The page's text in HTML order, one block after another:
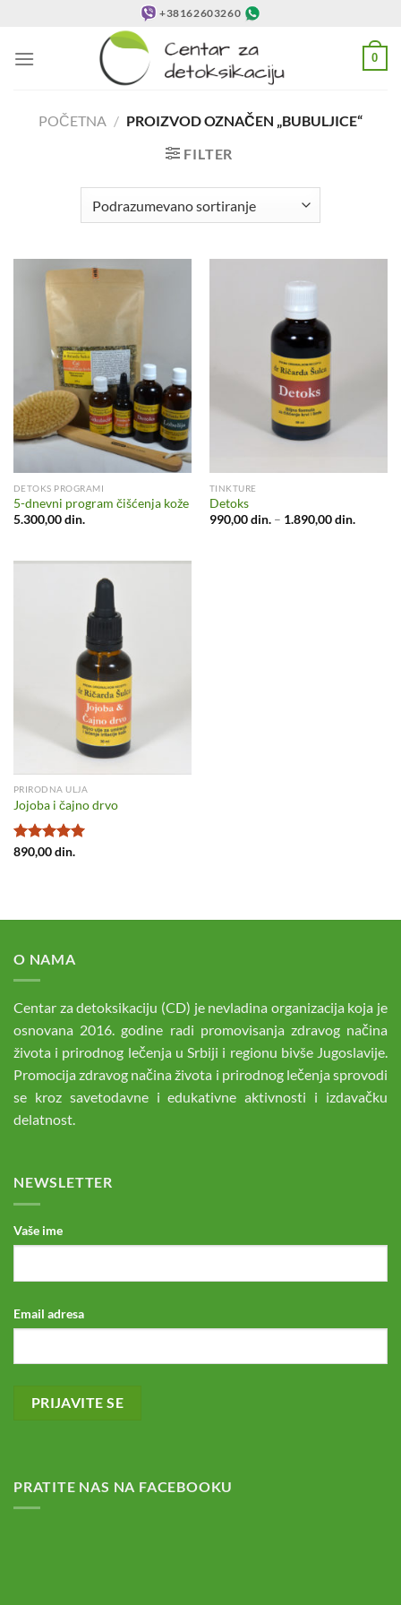
sadržaj
+38162603260
0
POČETNA / PROIZVOD OZNAČEN „BUBULJICE“
FILTER
DETOKS PROGRAMI
5-dnevni program čišćenja kože
5.300,00din.
TINKTURE
Detoks
990,00din. – 1.890,00din.Raspon
PRIRODNA ULJA
Jojoba i čajno drvo
Ocenjeno
890,00din.
O NAMA
Centar za detoksikaciju (CD) je nevladina organizacija koja je
osnovana 2016. godine radi promovisanja zdravog načina
života i prirodnog lečenja u Srbiji i regionu bivše Jugoslavije.
Promocija zdravog načina života i prirodnog lečenja sprovodi
se kroz savetodavne i edukativne aktivnosti i izdavačku
delatnost.
NEWSLETTER
Vaše ime
Email adresa
PRATITE NAS NA FACEBOOKU